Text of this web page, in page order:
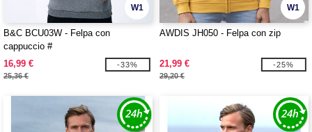
W1
B&C BCU03W - Felpa con
cappuccio #
16,99 €
25,36 €
-33%
W1
AWDIS JH050 - Felpa con zip
21,99 €
29,20 €
-25%